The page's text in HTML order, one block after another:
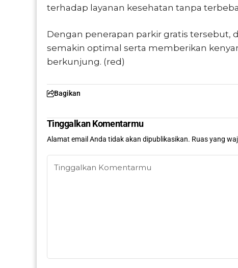
terhadap layanan kesehatan tanpa
Dengan penerapan parkir gratis tersebut,
semakin optimal serta memberikan
berkunjung. (red)
Bagikan
Tinggalkan Komentarmu
Alamat email Anda tidak akan dipublikasikan. Ruas yang